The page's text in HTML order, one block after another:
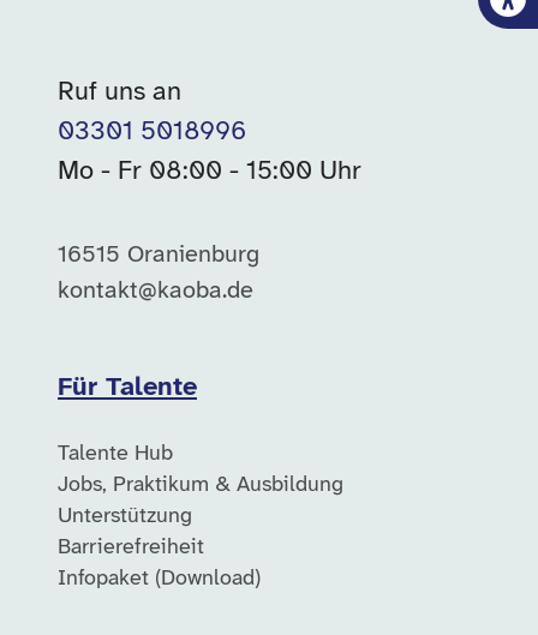
Ruf uns an
03301 5018996
Mo - Fr 08:00 - 15:00 Uhr
16515 Oranienburg
kontakt@kaoba.de
Für Talente
Talente Hub
Jobs, Praktikum & Ausbildung
Unterstützung
Barrierefreiheit
Infopaket (Download)